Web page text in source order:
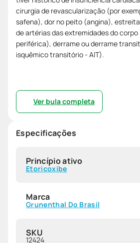
cirurgia de revascularização (por
safena), dor no peito (angina),
de artérias das extremidades do
periférica), derrame ou derrame
isquêmico transitório - AIT).
Ver bula completa
Especificações
Princípio ativo
Etoricoxibe
Marca
Grunenthal Do Brasil
SKU
12424